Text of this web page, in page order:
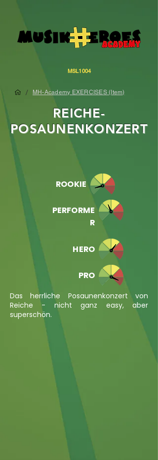
MSL1004
/ MH-Academy EXERCISES (Item)
REICHE-
POSAUNENKONZERT
ROOKIE
PERFORME
R
HERO
PRO
Das herrliche Posaunenkonzert von
Reiche - nicht ganz easy, aber
superschön.